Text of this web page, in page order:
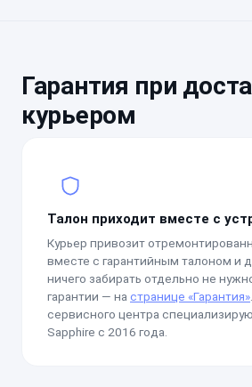
Гарантия при
курьером
Талон приходит вместе с
Курьер привозит
вместе с гарантийным талоном и
ничего забирать отдельно не
гарантии — на странице «Гарантия»
сервисного центра
Sapphire с 2016 года.